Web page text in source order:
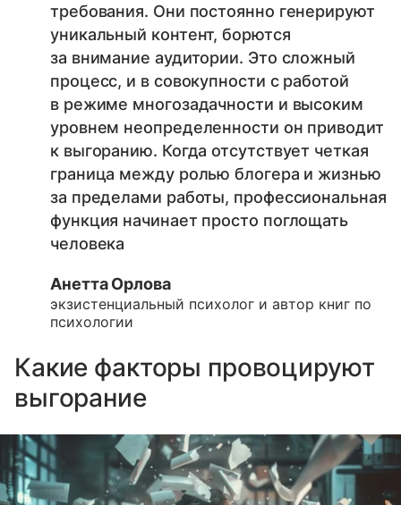
требования. Они постоянно генерируют
уникальный контент, борются
за внимание аудитории. Это сложный
процесс, и в совокупности с работой
в режиме многозадачности и высоким
уровнем неопределенности он приводит
к выгоранию. Когда отсутствует четкая
граница между ролью блогера и жизнью
за пределами работы, профессиональная
функция начинает просто поглощать
человека
Анетта Орлова
экзистенциальный психолог и автор книг по
психологии
Какие факторы провоцируют
выгорание